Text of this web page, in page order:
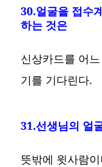
30.얼굴을 접수
하는 것은
신상카드를 어
기를 기다린다.
31.선생님의 얼
뜻밖에 윗사람